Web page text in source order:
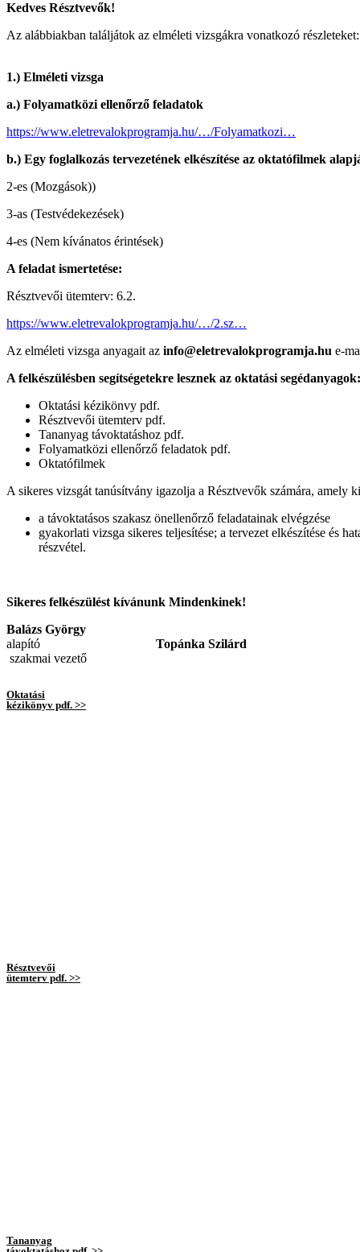
Kedves Résztvevők!
Az alábbiakban találjátok az elméleti vizsgákra vonatkozó részleteket:
1.) Elméleti vizsga
a.) Folyamatközi ellenőrző feladatok
https://www.eletrevalokprogramja.hu/…/Folyamatkozi…
b.) Egy foglalkozás tervezetének elkészítése az oktatófilmek
2-es (Mozgások))
3-as (Testvédekezések)
4-es (Nem kívánatos érintések)
A feladat ismertetése:
Résztvevői ütemterv: 6.2.
https://www.eletrevalokprogramja.hu/…/2.sz…
Az elméleti vizsga anyagait az info@eletrevalokprogramja.hu e-
A felkészülésben segítségetekre lesznek az oktatási segédanyagok:
Oktatási kézikönvy pdf.
Résztvevői ütemterv pdf.
Tananyag távoktatáshoz pdf.
Folyamatközi ellenőrző feladatok pdf.
Oktatófilmek
A sikeres vizsgát tanúsítvány igazolja a Résztvevők számára, amely
a távoktatásos szakasz önellenőrző feladatainak elvégzése
gyakorlati vizsga sikeres teljesítése; a tervezet elkészítése és
részvétel.
Sikeres felkészülést kívánunk Mindenkinek!
Balázs György
alapító
Topánka Szilárd
szakmai vezető
Oktatási
kézikönyv pdf. >>
Résztvevői
ütemterv pdf. >>
Tananyag